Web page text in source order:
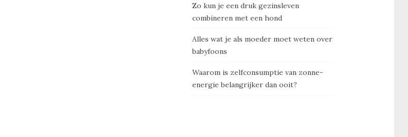
Zo kun je een druk gezinsleven
combineren met een hond
Alles wat je als moeder moet weten over
babyfoons
Waarom is zelfconsumptie van zonne-
energie belangrijker dan ooit?